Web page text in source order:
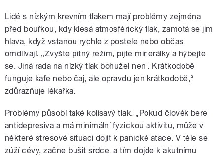
Lidé s nízkým krevním tlakem mají problémy zejména
před bouřkou, kdy klesá atmosférický tlak, zamotá se jim
hlava, když vstanou rychle z postele nebo občas
omdlívají. „Zvyšte pitný režim, pijte minerálky a hýbejte
se. Jiná rada na nízký tlak bohužel není. Krátkodobě
funguje kafe nebo čaj, ale opravdu jen krátkodobě,“
zdůrazňuje lékařka.
Problémy působí také kolísavý tlak. „Pokud člověk bere
antidepresiva a má minimální fyzickou aktivitu, může v
některé stresové situaci dojít k panické atace. V těle se
zúží cévy, začne bušit srdce, a tím dojde k akutnímu